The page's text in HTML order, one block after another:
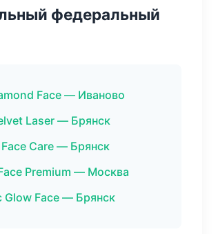
федеральный
Face — Иваново
Laser — Брянск
Care — Брянск
Premium — Москва
Glow Face — Брянск